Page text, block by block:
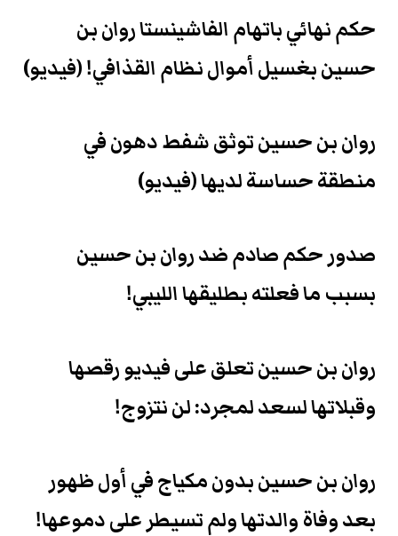
حكم نهائي باتهام الفاشينستا روان بن
حسين بغسيل أموال نظام القذافي! (فيديو)
روان بن حسين توثق شفط دهون في
منطقة حساسة لديها (فيديو)
صدور حكم صادم ضد روان بن حسين
بسبب ما فعلته بطليقها الليبي!
روان بن حسين تعلق على فيديو رقصها
وقبلاتها لسعد لمجرد: لن نتزوج!
روان بن حسين بدون مكياج في أول ظهور
بعد وفاة والدتها ولم تسيطر على دموعها!